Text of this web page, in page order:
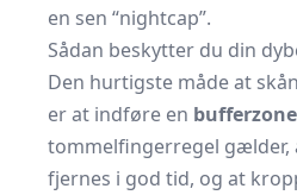
en sen “nightcap”.
Sådan beskytter du din
Den hurtigste måde at
er at indføre en
tommelfingerregel gælder,
fjernes i god tid, og at